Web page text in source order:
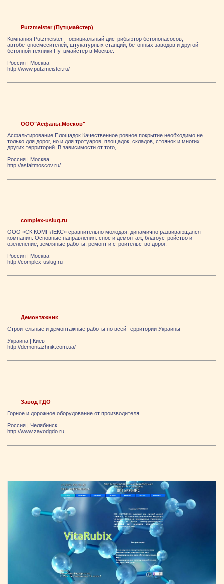
Putzmeister (Путцмайстер)
Компания Putzmeister – официальный дистрибьютор бетононасосов,
автобетоносмесителей, штукатурных станций, бетонных заводов и другой
бетонной техники Путцмайстер в Москве.
Россия
Москва
http://www.putzmeister.ru/
ООО"Асфальт.Москов"
Асфальтирование Площадок Качественное ровное покрытие необходимо не
только для дорог, но и для тротуаров, площадок, складов, стоянок и многих
других территорий. В зависимости от того,
Россия
Москва
http://asfaltmoscov.ru/
complex-uslug.ru
ООО «СК КОМПЛЕКС» сравнительно молодая, динамично развивающаяся
компания. Основные направления: снос и демонтаж, благоустройство и
озеленение, земляные работы, ремонт и строительство дорог.
Россия
Москва
http://complex-uslug.ru
Демонтажник
Строительные и демонтажные работы по всей территории Украины
Украина
Киев
http://demontazhnik.com.ua/
Завод ГДО
Горное и дорожное оборудование от производителя
Россия
Челябинск
http://www.zavodgdo.ru